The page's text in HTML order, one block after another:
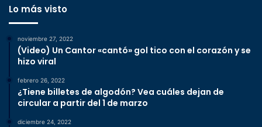
Lo más visto
noviembre 27, 2022
(Video) Un Cantor «cantó» gol tico con el corazón y se
hizo viral
febrero 26, 2022
¿Tiene billetes de algodón? Vea cuáles dejan de
circular a partir del 1 de marzo
diciembre 24, 2022